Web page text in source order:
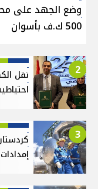
وضع الجهد على
500 ك.ف بأسوان
2
نقل
3